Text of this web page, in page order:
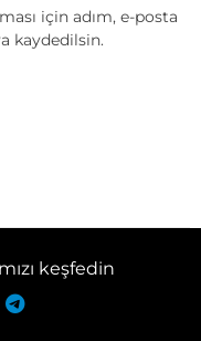
için adım, e-posta
kaydedilsin.
keşfedin